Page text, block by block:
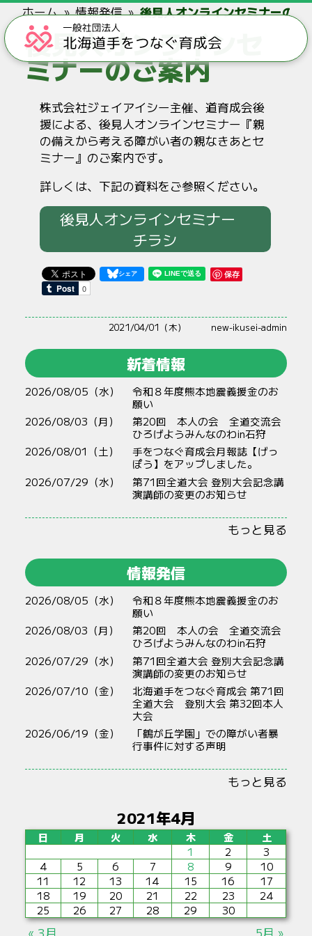
ホーム 情報発信 後見人オンラインセミナーのご
後見人オンラインセ
ミナーのご案内
株式会社ジェイアイシー主催、道育成会後
援による、後見人オンラインセミナー『親
の備えから考える障がい者の親なきあとセ
ミナー』のご案内です。
詳しくは、下記の資料をご参照ください。
後見人オンラインセミナー
チラシ
保存
2021/04/01（木） new-ikusei-admin
新着情報
2026/08/05（水）
令和８年度熊本地震義援金のお
願い
2026/08/03（月）
第20回 本人の会 全道交流会
ひろげようみんなのわin石狩
2026/08/01（土）
手をつなぐ育成会月報誌【げっ
ぽう】をアップしました。
2026/07/29（水）
第71回全道大会 登別大会記念講
演講師の変更のお知らせ
もっと見る
情報発信
2026/08/05（水）
令和８年度熊本地震義援金のお
願い
2026/08/03（月）
第20回 本人の会 全道交流会
ひろげようみんなのわin石狩
2026/07/29（水）
第71回全道大会 登別大会記念講
演講師の変更のお知らせ
2026/07/10（金）
北海道手をつなぐ育成会 第71回
全道大会 登別大会 第32回本人
大会
2026/06/19（金）
「鶴が丘学園」での障がい者暴
行事件に対する声明
もっと見る
2021年4月
日 月 火 水 木 金
土
1
2
3
4
5 6 7 8 9
10
11
12 13 14 15 16
17
18
19 20 21 22 23
24
25
26 27 28 29 30
« 3月 5月 »